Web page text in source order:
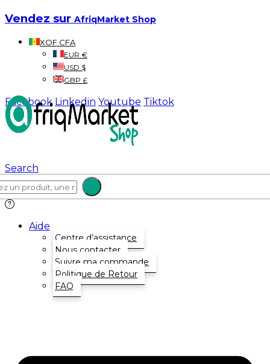
Vendez sur AfriqMarket Shop
XOF CFA
EUR €
USD $
GBP £
Facebook Linkedin Youtube Tiktok
Search
Aide
Centre d’assistance
Nous contacter
Suivre ma commande
Politique de Retour
FAQ